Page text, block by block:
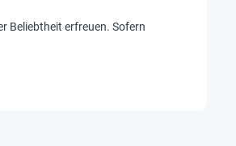
Beliebtheit erfreuen. Sofern